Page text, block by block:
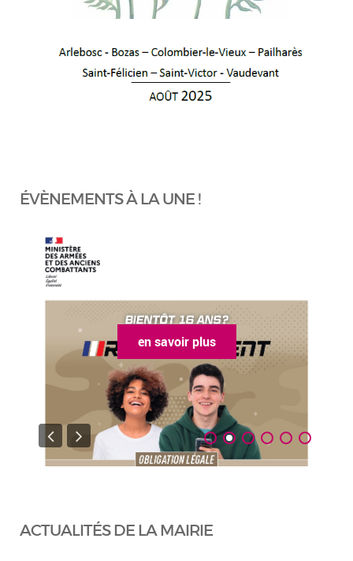
ÉVÈNEMENTS À LA UNE !
en savoir plus
ACTUALITÉS DE LA MAIRIE